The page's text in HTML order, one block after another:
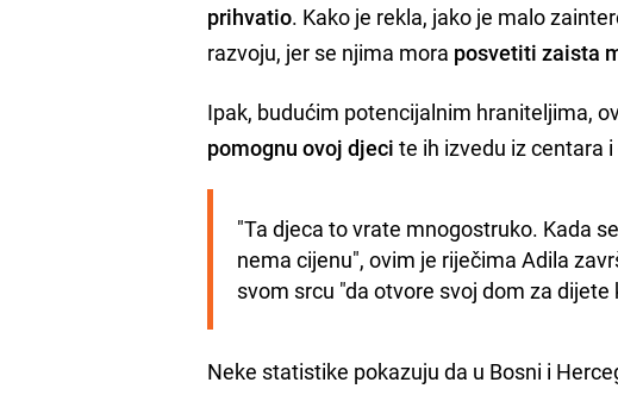
prihvatio. Kako je rekla, jako je malo
razvoju, jer se njima mora posvetiti zaista
Ipak, budućim potencijalnim hraniteljima,
pomognu ovoj djeci te ih izvedu iz centara
"Ta djeca to vrate mnogostruko. Kada
nema cijenu", ovim je riječima Adila
svom srcu "da otvore svoj dom za
Neke statistike pokazuju da u Bosni i